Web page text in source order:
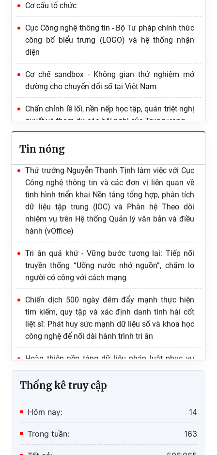
Cơ cấu tổ chức
Cục Công nghệ thông tin - Bộ Tư pháp chính thức
công bố biểu trưng (LOGO) và hệ thống nhận
diện
Cơ chế sandbox - Không gian thử nghiệm mở
đường cho chuyển đổi số tại Việt Nam
Chấn chỉnh lề lối, nền nếp học tập, quán triệt nghị
quyết và tham dự các hội nghị của Trung ương
Tin nóng
hành pháp luật
Tăng cường quán triệt, thực hiện nghiêm Quy
được làm
bộ là thân nhân thương binh nhân kỷ niệm 79
Công nghệ thông tin và các đơn vị liên quan về
tình hình triển khai Nền tảng tổng hợp, phân tích
dữ liệu tập trung (IOC) và Phân hệ Theo dõi
nhiệm vụ trên Hệ thống Quản lý văn bản và điều
hành (vOffice)
Tri ân quá khứ - Vững bước tương lai: Tiếp nối
truyền thống “Uống nước nhớ nguồn”, chăm lo
người có công với cách mạng
Chiến dịch 500 ngày đêm đẩy mạnh thực hiện
tìm kiếm, quy tập và xác định danh tính hài cốt
liệt sĩ: Phát huy sức mạnh dữ liệu số và khoa học
công nghệ để nối dài hành trình tri ân
Hoàn thiện nền tảng dữ liệu pháp luật phục vụ
chuyển đổi số quốc gia
Khai trương Cơ sở dữ liệu quốc gia về pháp luật
phiên bản mới
Thống kê truy cập
Hôm nay: 14
Trong tuần: 163